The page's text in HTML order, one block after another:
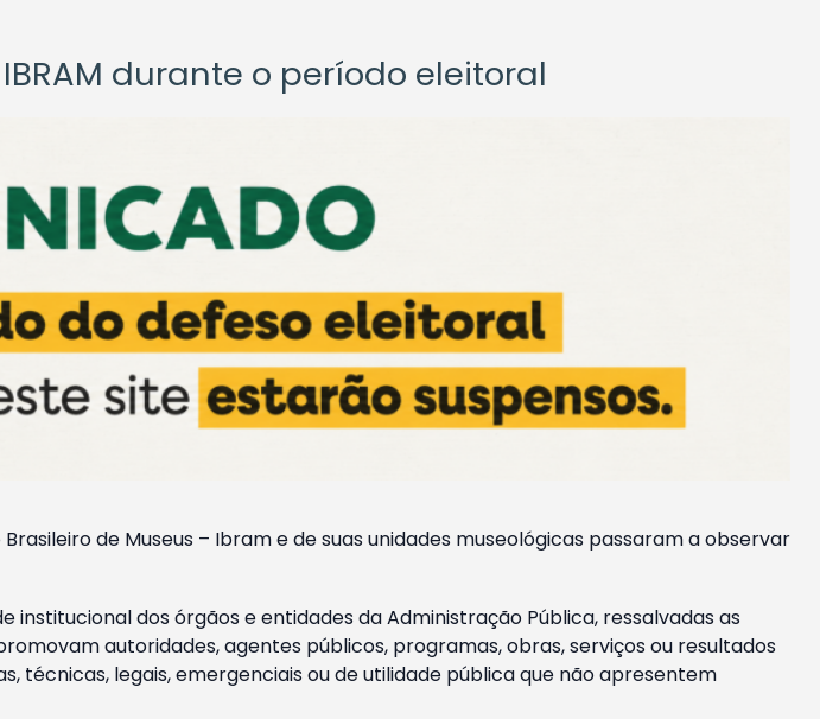
durante o período eleitoral
de Museus – Ibram e de suas unidades museológicas passaram a observar
dos órgãos e entidades da Administração Pública, ressalvadas as
autoridades, agentes públicos, programas, obras, serviços ou resultados
legais, emergenciais ou de utilidade pública que não apresentem